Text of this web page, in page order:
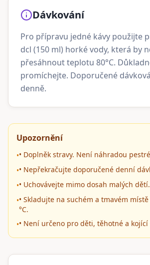
Dávkování
Pro přípravu jedné kávy použijte
dcl (150 ml) horké vody, která by
přesáhnout teplotu 80°C.
promíchejte. Doporučené
denně.
Upozornění
•• Doplněk stravy. Není náhradou
•• Nepřekračujte doporučené denní
•• Uchovávejte mimo dosah malých dětí.
•• Skladujte na suchém a tmavém
°C.
•• Není určeno pro děti, těhotné a kojící